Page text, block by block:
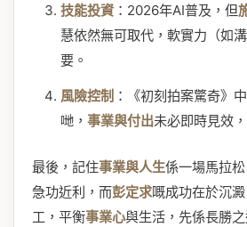
技能投資：2026年AI普及，但
慧依然無可取代，軟實力（如
要。
風險控制 ：《初刻拍案驚奇》
哋， 事業與付出未必即時見效
最後，記住事業與人生係一場馬拉松
急功近利，而彭定求嘅成功在於沉
工，平衡事業心與生活，先係長勝之